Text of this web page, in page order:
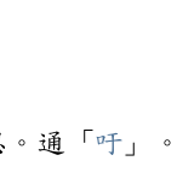
通「 吁 」